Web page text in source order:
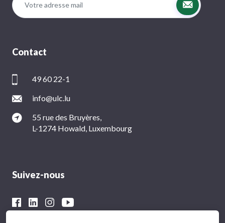
Contact
49 60 22-1
info@ulc.lu
55 rue des Bruyères,
L-1274 Howald, Luxembourg
Suivez-nous